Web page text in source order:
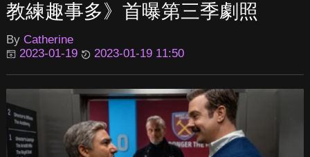
教練趣事多》首曝第三季劇照
By Catherine
2023-01-19
2023-01-19 11:50